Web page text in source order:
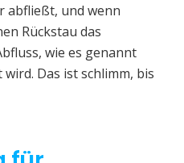
abfließt, und wenn
Rückstau das
wie es genannt
Das ist schlimm, bis